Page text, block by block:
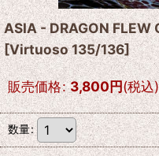
ASIA - DRAGON FLEW
[Virtuoso 135/136]
販売価格: 3,800円(税込)
数量: